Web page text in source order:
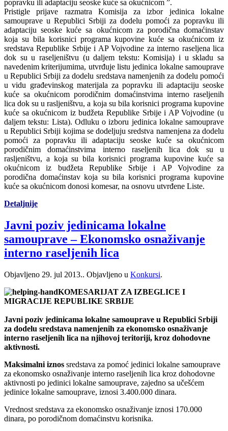
popravku ili adaptaciju seoske kuće sa okućnicom ”.
Pristigle prijave razmatra Komisija za izbor jedinica lokalne
samouprave u Republici Srbiji za dodelu pomoći za popravku ili
adaptaciju seoske kuće sa okućnicom za porodična domaćinstav
koja su bila korisnici programa kupovine kuće sa okućnicom iz
sredstava Republike Srbije i AP Vojvodine za interno raseljena lica
dok su u raseljeništvu (u daljem tekstu: Komisija) i u skladu sa
navedenim kriterijumima, utvrđuje listu jedinica lokalne samouprave
u Republici Srbiji za dodelu sredstava namenjenih za dodelu pomoći
u vidu građevinskog materijala za popravku ili adaptaciju seoske
kuće sa okućnicom porodičnim domaćinstvima interno raseljenih
lica dok su u rasljeništvu, a koja su bila korisnici programa kupovine
kuće sa okućnicom iz budžeta Republike Srbije i AP Vojvodine (u
daljem tekstu: Lista). Odluku o izboru jedinica lokalne samouprave
u Republici Srbiji kojima se dodeljuju sredstva namenjena za dodelu
pomoći za popravku ili adaptaciju seoske kuće sa okućnicom
porodičnim domaćinstvima interno raseljenih lica dok su u
rasljeništvu, a koja su bila korisnici programa kupovine kuće sa
okućnicom iz budžeta Republike Srbije i AP Vojvodine za
porodična domaćinstav koja su bila korisnici programa kupovine
kuće sa okućnicom donosi komesar, na osnovu utvrđene Liste.
Detaljnije
Javni poziv jedinicama lokalne
samouprave – Ekonomsko osnaživanje
interno raseljenih lica
Objavljeno 29. jul 2013.. Objavljeno u Konkursi.
KOMESARIJAT ZA IZBEGLICE I
MIGRACIJE REPUBLIKE SRBIJE
Javni poziv jedinicama lokalne samouprave u Republici Srbiji
za dodelu sredstava namenjenih za ekonomsko osnaživanje
interno raseljenih lica na njihovoj teritoriji, kroz dohodovne
aktivnosti.
Maksimalni iznos sredstava za pomoć jedinici lokalne samouprave
za ekonomsko osnaživanje interno raseljenih lica kroz dohodovne
aktivnosti po jedinici lokalne samouprave, zajedno sa učešćem
jedinice lokalne samouprave, iznosi 3.400.000 dinara.
Vrednost sredstava za ekonomsko osnaživanje iznosi 170.000
dinara, po porodičnom domaćinstvu korisnika.